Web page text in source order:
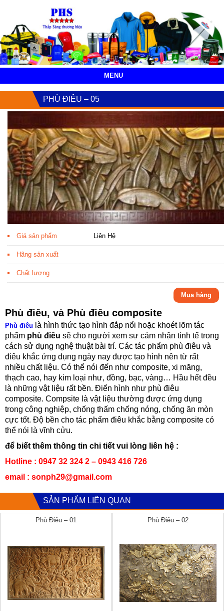
MENU
PHÙ ĐIÊU – 05
Giá sản phẩm Liên Hệ
Hãng sản xuất
Chất lượng
Mua hàng
Phù điêu, và Phù điêu composite
Phù điêu là hình thức tạo hình đắp nổi hoặc khoét lõm tác
phẩm phù điêu sẽ cho người xem sự cảm nhận tinh tế trong
cách sử dụng nghệ thuật bài trí. Các tác phẩm phù điêu và
điêu khắc ứng dụng ngày nay được tạo hình nên từ rất
nhiều chất liệu. Có thể nói đến như composite, xi măng,
thạch cao, hay kim loại như, đồng, bạc, vàng… Hầu hết đều
là những vật liệu rất bền. Điển hình như phù điêu
composite. Compsite là vật liệu thường được ứng dụng
trong công nghiệp, chống thấm chống nóng, chống ăn mòn
cực tốt. Độ bền cho tác phẩm điêu khắc bằng composite có
thể nói là vĩnh cửu.
để biết thêm thông tin chi tiết vui lòng liên hệ :
Hotline : 0947 32 324 2 – 0943 416 726
email : sonph29@gmail.com
SẢN PHẨM LIÊN QUAN
Phù Điêu – 01 Phù Điêu – 02